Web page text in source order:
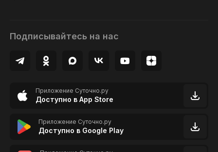
Подписывайтесь на нас
Приложение Суточно.ру
Доступно в App Store
Приложение Суточно.ру
Доступно в Google Play